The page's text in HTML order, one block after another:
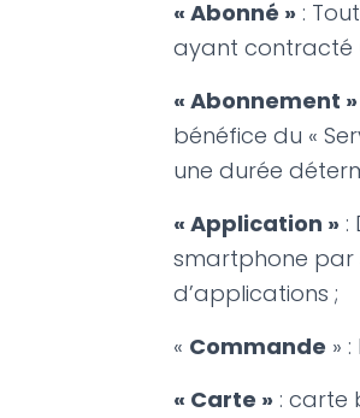
« Abonné » :
ayant contracté
« Abonnement »
bénéfice du «
une durée
« Application » :
smartphone par
d’applications ;
« Commande »
« Carte » : carte